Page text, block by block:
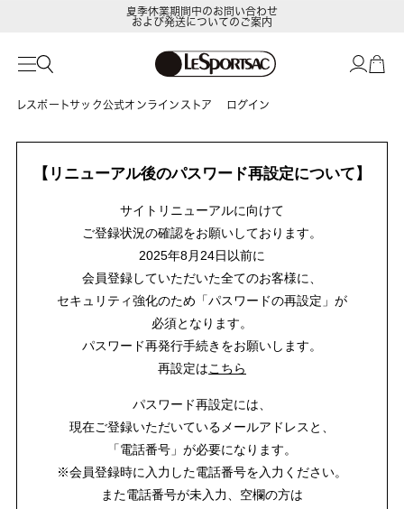
夏季休業期間中のお問い合わせ
および発送についてのご案内
レスポートサック公式オンラインストア ログイン
【リニューアル後のパスワード再設定について】
サイトリニューアルに向けて
ご登録状況の確認をお願いしております。
2025年8月24日以前に
会員登録していただいた全てのお客様に、
セキュリティ強化のため「パスワードの再設定」が
必須となります。
パスワード再発行手続きをお願いします。
再設定はこちら
パスワード再設定には、
現在ご登録いただいているメールアドレスと、
「電話番号」が必要になります。
※会員登録時に入力した電話番号を入力ください。
また電話番号が未入力、空欄の方は